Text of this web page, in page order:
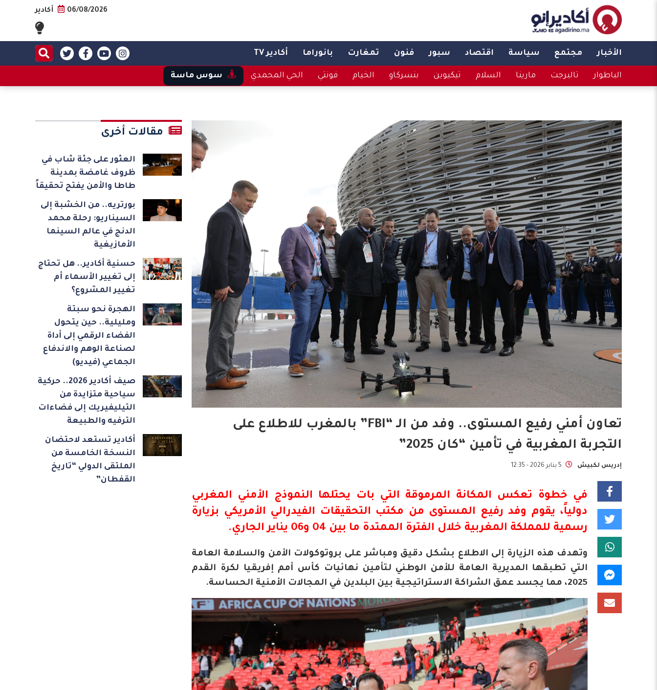
06/08/2026 أكادير
الأخبار مجتمع سياسة اقتصاد سبور فنون تمغارت بانوراما أكادير TV
الباطوار تالبرجت مارينا السلام تيكيوين بنسركاو الخيام فونتي الحي المحمدي سوس ماسة
تعاون أمني رفيع المستوى.. وفد من الـ “FBI” بالمغرب للاطلاع على
التجربة المغربية في تأمين “كان 2025”
إدريس لكبيش 5 يناير 2026 - 12:35
​في خطوة تعكس المكانة المرموقة التي بات يحتلها النموذج الأمني المغربي
دولياً، يقوم وفد رفيع المستوى من مكتب التحقيقات الفيدرالي الأمريكي بزيارة
رسمية للمملكة المغربية خلال الفترة الممتدة ما بين 04 و06 يناير الجاري.
وتهدف هذه الزيارة إلى الاطلاع بشكل دقيق ومباشر على بروتوكولات الأمن والسلامة العامة
التي تطبقها المديرية العامة للأمن الوطني لتأمين نهائيات كأس أمم إفريقيا لكرة القدم
2025، مما يجسد عمق الشراكة الاستراتيجية بين البلدين في المجالات الأمنية الحساسة.
مقالات أخرى
العثور على جثة شاب في
ظروف غامضة بمدينة
طاطا والأمن يفتح تحقيقاً
بورتريه.. من الخشبة إلى
السيناريو: رحلة محمد
الدنج في عالم السينما
الأمازيغية
حسنية أكادير.. هل تحتاج
إلى تغيير الأسماء أم
تغيير المشروع؟
الهجرة نحو سبتة
ومليلية.. حين يتحول
الفضاء الرقمي إلى أداة
لصناعة الوهم والاندفاع
الجماعي (فيديو)
صيف أكادير 2026.. حركية
سياحية متزايدة من
التيليفيريك إلى فضاءات
الترفيه والطبيعة
أكادير تستعد لاحتضان
النسخة الخامسة من
الملتقى الدولي “تاريخ
القفطان”